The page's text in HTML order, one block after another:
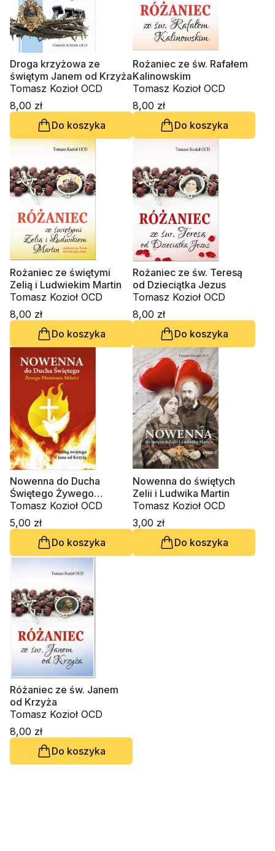
Droga krzyżowa ze
świętym Janem od Krzyża
Tomasz Kozioł OCD
8,00 zł
Do koszyka
Rożaniec ze św. Rafałem
Kalinowskim
Tomasz Kozioł OCD
8,00 zł
Do koszyka
Rożaniec ze świętymi
Zelią i Ludwiekim Martin
Tomasz Kozioł OCD
8,00 zł
Do koszyka
Rożaniec ze św. Teresą
od Dzieciątka Jezus
Tomasz Kozioł OCD
8,00 zł
Do koszyka
Nowenna do Ducha
Świętego Żywego
Płomienia Miłości według
św. Jana od Krzyża
Tomasz Kozioł OCD
5,00 zł
Do koszyka
Nowenna do świętych
Zelii i Ludwika Martin
Tomasz Kozioł OCD
3,00 zł
Do koszyka
Różaniec ze św. Janem
od Krzyża
Tomasz Kozioł OCD
8,00 zł
Do koszyka